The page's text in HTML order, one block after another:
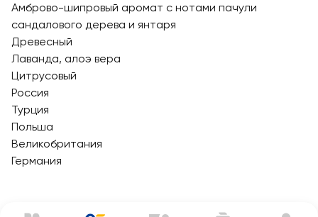
Амброво-шипровый аромат с нотами пачули
сандалового дерева и янтаря
Древесный
Лаванда, алоэ вера
Цитрусовый
Россия
Турция
Польша
Великобритания
Германия